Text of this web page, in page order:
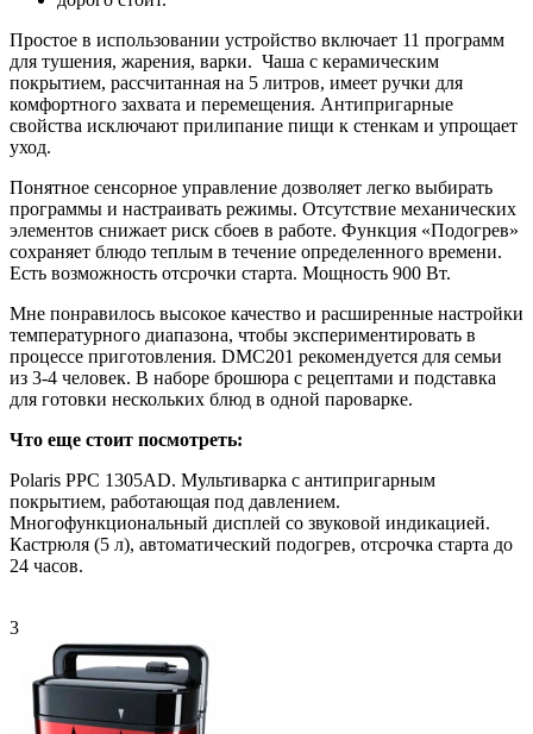
Простое в использовании устройство включает 11 программ
для тушения, жарения, варки. Чаша с керамическим
покрытием, рассчитанная на 5 литров, имеет ручки для
комфортного захвата и перемещения. Антипригарные
свойства исключают прилипание пищи к стенкам и упрощает
уход.
Понятное сенсорное управление дозволяет легко выбирать
программы и настраивать режимы. Отсутствие механических
элементов снижает риск сбоев в работе. Функция «Подогрев»
сохраняет блюдо теплым в течение определенного времени.
Есть возможность отсрочки старта. Мощность 900 Вт.
Мне понравилось высокое качество и расширенные настройки
температурного диапазона, чтобы экспериментировать в
процессе приготовления. DMC201 рекомендуется для семьи
из 3-4 человек. В наборе брошюра с рецептами и подставка
для готовки нескольких блюд в одной пароварке.
Что еще стоит посмотреть:
Polaris PPC 1305AD. Мультиварка с антипригарным
покрытием, работающая под давлением.
Многофункциональный дисплей со звуковой индикацией.
Кастрюля (5 л), автоматический подогрев, отсрочка старта до
24 часов.
3